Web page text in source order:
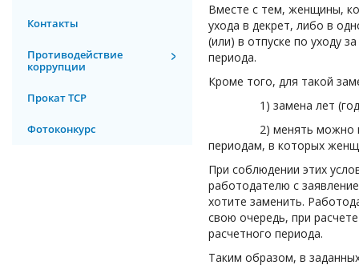
Контакты
Противодействие
коррупции
Прокат ТСР
Фотоконкурс
Вместе с тем, женщины,
ухода в декрет, либо в
(или) в отпуске по уходу
периода.
Кроме того, для такой
1) замена лет (года)
2) менять можно не на
периодам, в которых
При соблюдении этих
работодателю с
хотите заменить.
свою очередь, при
расчетного периода.
Таким образом, в